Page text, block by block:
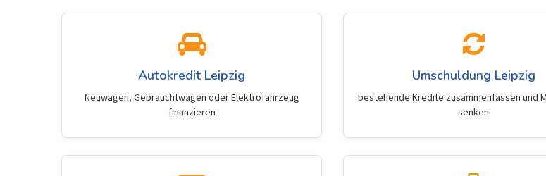
Autokredit Leipzig
Neuwagen, Gebrauchtwagen oder Elektrofahrzeug
finanzieren
Umschuldung Leipzig
bestehende Kredite zusammenfassen und
senken